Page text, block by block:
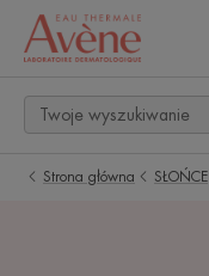
Strona główna SŁOŃCE